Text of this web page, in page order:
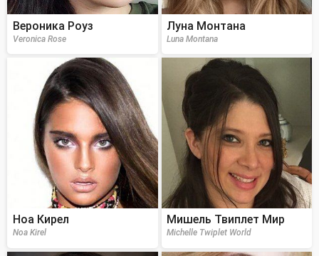
Вероника Роуз
Veronica Rose
Луна Монтана
Luna Montana
Ноа Кирел
Noa Kirel
Мишель Твиплет Мир
Michelle Twiplet World